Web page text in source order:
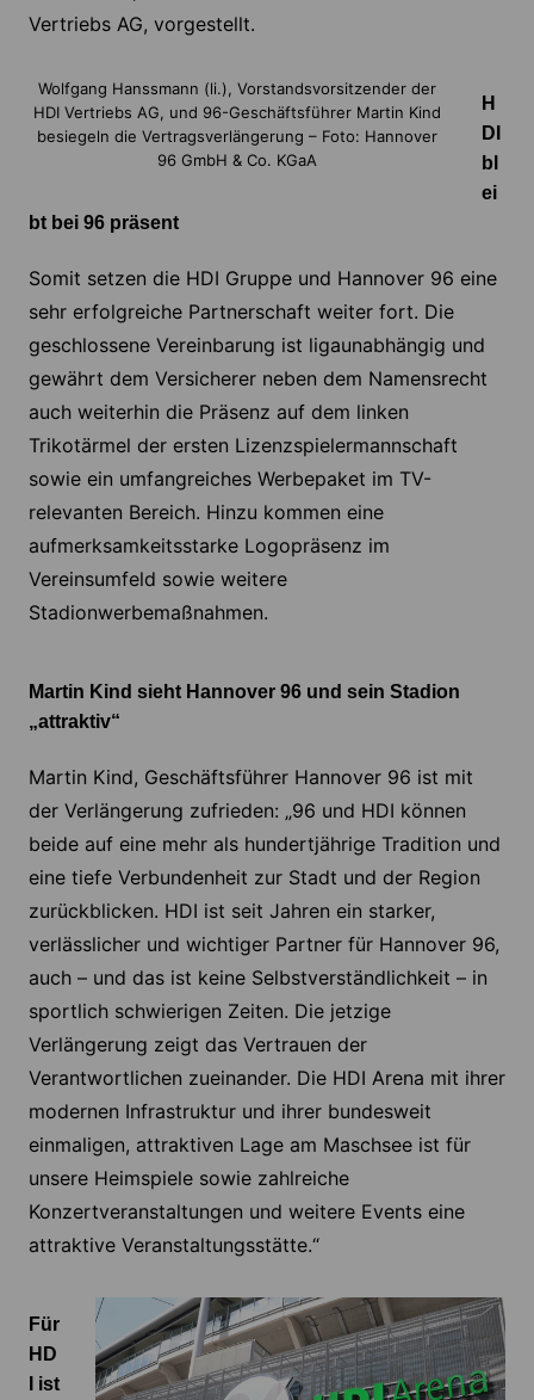
Vertriebs AG, vorgestellt.
Wolfgang Hanssmann (li.), Vorstandsvorsitzender der
HDI Vertriebs AG, und 96-Geschäftsführer Martin Kind
besiegeln die Vertragsverlängerung – Foto: Hannover
96 GmbH & Co. KGaA
H
DI
bl
ei
bt bei 96 präsent
Somit setzen die HDI Gruppe und Hannover 96 eine
sehr erfolgreiche Partnerschaft weiter fort. Die
geschlossene Vereinbarung ist ligaunabhängig und
gewährt dem Versicherer neben dem Namensrecht
auch weiterhin die Präsenz auf dem linken
Trikotärmel der ersten Lizenzspielermannschaft
sowie ein umfangreiches Werbepaket im TV-
relevanten Bereich. Hinzu kommen eine
aufmerksamkeitsstarke Logopräsenz im
Vereinsumfeld sowie weitere
Stadionwerbemaßnahmen.
Martin Kind sieht Hannover 96 und sein Stadion
„attraktiv“
Martin Kind, Geschäftsführer Hannover 96 ist mit
der Verlängerung zufrieden: „96 und HDI können
beide auf eine mehr als hundertjährige Tradition und
eine tiefe Verbundenheit zur Stadt und der Region
zurückblicken. HDI ist seit Jahren ein starker,
verlässlicher und wichtiger Partner für Hannover 96,
auch – und das ist keine Selbstverständlichkeit – in
sportlich schwierigen Zeiten. Die jetzige
Verlängerung zeigt das Vertrauen der
Verantwortlichen zueinander. Die HDI Arena mit ihrer
modernen Infrastruktur und ihrer bundesweit
einmaligen, attraktiven Lage am Maschsee ist für
unsere Heimspiele sowie zahlreiche
Konzertveranstaltungen und weitere Events eine
attraktive Veranstaltungsstätte.“
Für
HD
I ist